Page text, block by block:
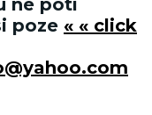
ne poti
poze « « click